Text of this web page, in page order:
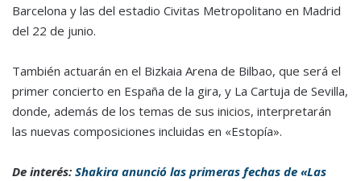
Barcelona y las del estadio Civitas Metropolitano en Madrid
del 22 de junio.
También actuarán en el Bizkaia Arena de Bilbao, que será el
primer concierto en España de la gira, y La Cartuja de Sevilla,
donde, además de los temas de sus inicios, interpretarán
las nuevas composiciones incluidas en «Estopía».
De interés: Shakira anunció las primeras fechas de «Las